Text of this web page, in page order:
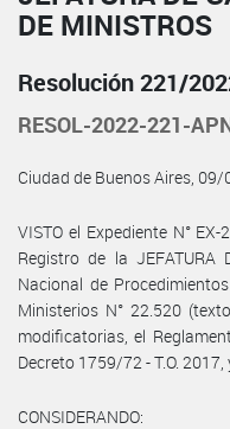
DE MINISTROS
Resolución 221/
RESOL-2022-221-
Ciudad de Buenos Aires,
VISTO el Expediente N°
Registro de la JEFATURA
Nacional de
Ministerios N° 22.520
modificatorias, el
Decreto 1759/72 - T.O. 2017,
CONSIDERANDO: